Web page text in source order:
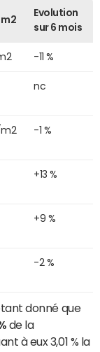
m2
Evolution
sur 6 mois
-11 %
nc
m2 -1 %
+13 %
+9 %
-2 %
donné que
de la
à eux 3,01 % la